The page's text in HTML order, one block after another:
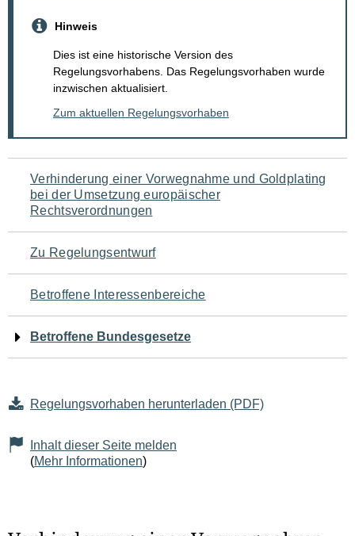
Hinweis
Dies ist eine historische Version des
Regelungsvorhabens. Das Regelungsvorhaben wurde
inzwischen aktualisiert.
Zum aktuellen Regelungsvorhaben
Navigation
für
den
Seiteninhalt
Verhinderung einer Vorwegnahme und Goldplating
bei der Umsetzung europäischer
Rechtsverordnungen
Zu Regelungsentwurf
Betroffene Interessenbereiche
Betroffene Bundesgesetze
Regelungsvorhaben herunterladen (PDF)
Inhalt dieser Seite melden
(Mehr Informationen)